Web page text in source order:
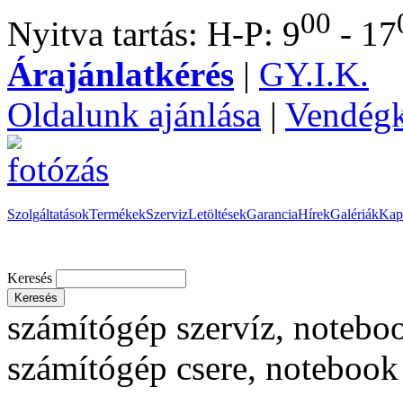
Nyitva tartás: H-P: 900 - 17
Árajánlatkérés | GY.I.K.
Oldalunk ajánlása |
SzolgáltatásokTermékekSzervizLetöltésekGaranciaHírekGalériák
Keresés
számítógép szervíz,
számítógép csere,